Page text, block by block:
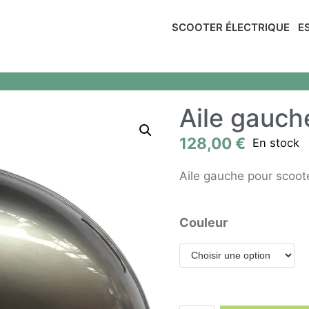
SCOOTER ÉLECTRIQUE
Aile
128,00€ En stock
Aile gauche pour
Couleur